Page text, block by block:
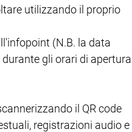
utilizzando il proprio
(N.B. la data
gli orari di apertura
il QR code
registrazioni audio e